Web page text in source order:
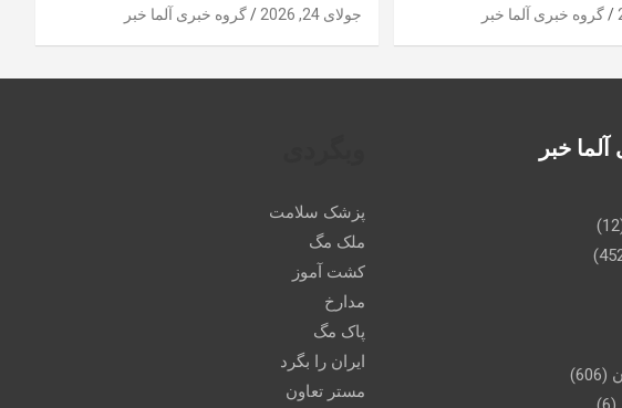
گروه خبری آلما خبر جولای 24, 2026 گروه خبری آلما خبر
خبر
(606)
پزشک سلامت
ملک مگ
کشت آموز
مدارخ
پاک مگ
ایران را بگرد
مستر تعاون